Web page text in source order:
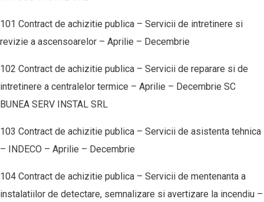
101 Contract de achizitie publica – Servicii de intretinere si
revizie a ascensoarelor – Aprilie – Decembrie
102 Contract de achizitie publica – Servicii de reparare si de
intretinere a centralelor termice – Aprilie – Decembrie SC
BUNEA SERV INSTAL SRL
103 Contract de achizitie publica – Servicii de asistenta tehnica
– INDECO – Aprilie – Decembrie
104 Contract de achizitie publica – Servicii de mentenanta a
instalatiilor de detectare, semnalizare si avertizare la incendiu –